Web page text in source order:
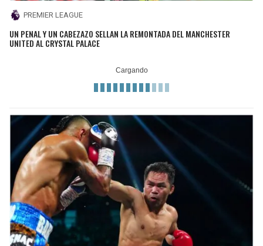
PREMIER LEAGUE
UN PENAL Y UN CABEZAZO SELLAN LA REMONTADA DEL MANCHESTER
UNITED AL CRYSTAL PALACE